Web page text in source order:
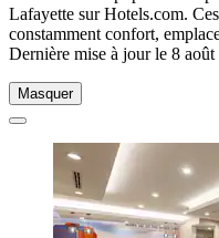
Lafayette sur Hotels.com.
constamment confort,
Dernière mise à jour le 8 août
Masquer